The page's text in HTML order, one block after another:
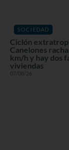
SOCIEDAD
Ciclón
Canelones
km/h y hay dos
viviendas
07/08/26